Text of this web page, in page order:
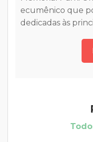
barco e de